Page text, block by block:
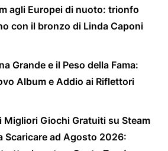
agli Europei di nuoto: trionfo
con il bronzo di Linda Caponi
Grande e il Peso della Fama:
Album e Addio ai Riflettori
Migliori Giochi Gratuiti su Steam
Scaricare ad Agosto 2026: